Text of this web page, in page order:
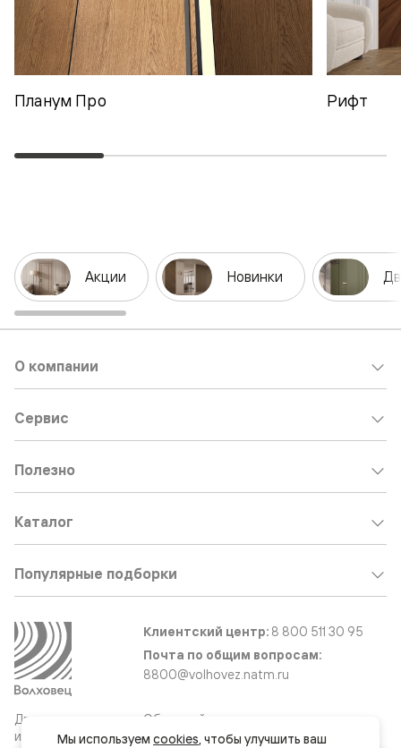
Планум Про Рифт
Акции Новинки
Двери
и интерьерные
О компании
Сервис
Полезно
Каталог
Популярные подборки
Клиентский центр: 8 800 511 30 95
Почта по общим вопросам:
8800@volhovez.natm.ru
Обратный звонок
Мы используем cookies, чтобы улучшить ваш